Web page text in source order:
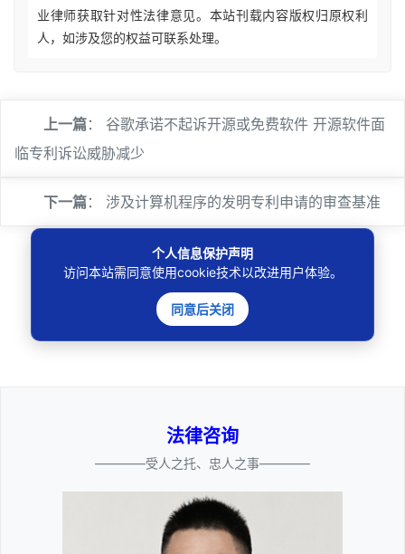
业律师获取针对性法律意见。本站刊载内容版权归原权利
人，如涉及您的权益可联系处理。
上一篇： 谷歌承诺不起诉开源或免费软件 开源软件面
临专利诉讼威胁减少
下一篇： 涉及计算机程序的发明专利申请的审查基准
法律咨询
————受人之托、忠人之事————
个人信息保护声明
访问本站需同意使用cookie技术以改进用户体验。
同意后关闭